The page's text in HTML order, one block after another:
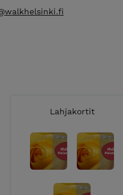
Lahjakortit